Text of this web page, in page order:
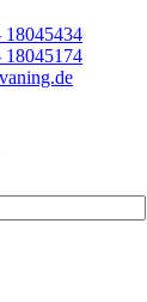
18045434
18045174